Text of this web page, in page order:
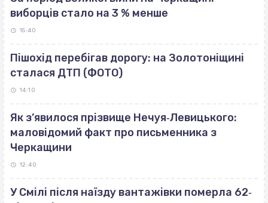
виборців стало на 3 % менше
15:40
Пішохід перебігав дорогу: на Золотоніщині
сталася ДТП (ФОТО)
14:10
Як з’явилося прізвище Нечуя‐Левицького:
маловідомий факт про письменника з
Черкащини
12:40
У Смілі після наїзду вантажівки померла 62‐